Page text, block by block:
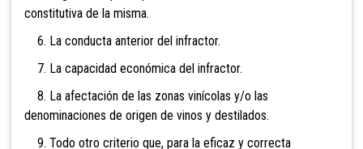
constitutiva de la misma.
6. La conducta anterior del infractor.
7. La capacidad económica del infractor.
8. La afectación de las zonas vinícolas y/o las
denominaciones de origen de vinos y destilados.
9. Todo otro criterio que, para la eficaz y correcta